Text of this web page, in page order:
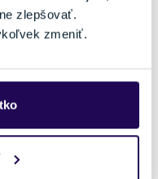
zlepšovať.
zmeniť.
Jr White
89,99 €